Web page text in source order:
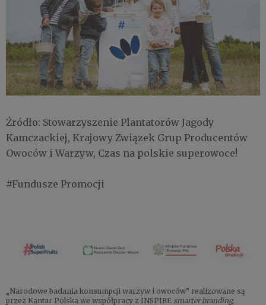
Źródło: Stowarzyszenie Plantatorów Jagody
Kamczackiej, Krajowy Związek Grup Producentów
Owoców i Warzyw, Czas na polskie superowoce!
#Fundusze Promocji
„Narodowe badania konsumpcji warzyw i owoców” realizowane są
przez Kantar Polska we współpracy z INSPIRE smarter branding.